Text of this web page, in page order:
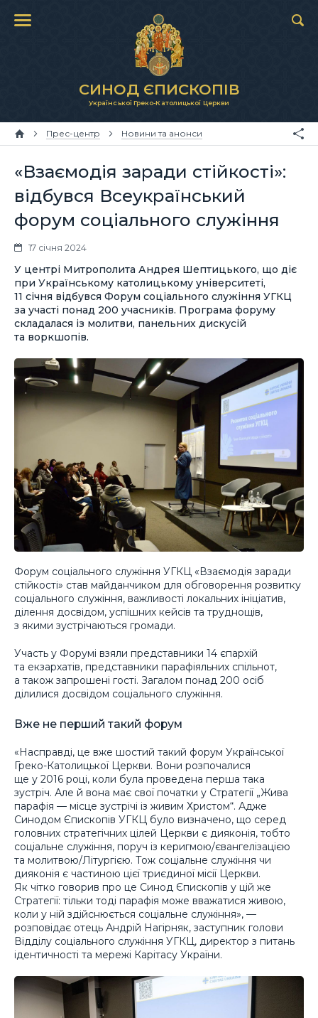
СИНОД ЄПИСКОПІВ
Української Греко-Католицької Церкви
Прес-центр Новини та анонси
«Взаємодія заради стійкості»:
відбувся Всеукраїнський
форум соціального служіння
17 січня 2024
У центрі Митрополита Андрея Шептицького, що діє
при Українському католицькому університеті,
11 січня відбувся Форум соціального служіння УГКЦ
за участі понад 200 учасників. Програма форуму
складалася із молитви, панельних дискусій
та воркшопів.
Форум соціального служіння УГКЦ «Взаємодія заради
стійкості» став майданчиком для обговорення розвитку
соціального служіння, важливості локальних ініціатив,
ділення досвідом, успішних кейсів та труднощів,
з якими зустрічаються громади.
Участь у Форумі взяли представники 14 єпархій
та екзархатів, представники парафіяльних спільнот,
а також запрошені гості. Загалом понад 200 осіб
ділилися досвідом соціального служіння.
Вже не перший такий форум
«Насправді, це вже шостий такий форум Української
Греко-Католицької Церкви. Вони розпочалися
ще у 2016 році, коли була проведена перша така
зустріч. Але й вона має свої початки у Стратегії „Жива
парафія — місце зустрічі із живим Христом“. Адже
Синодом Єпископів УГКЦ було визначено, що серед
головних стратегічних цілей Церкви є дияконія, тобто
соціальне служіння, поруч із керигмою/євангелізацією
та молитвою/Літургією. Тож соціальне служіння чи
дияконія є частиною цієї триєдиної місії Церкви.
Як чітко говорив про це Синод Єпископів у цій же
Стратегії: тільки тоді парафія може вважатися живою,
коли у ній здійснюється соціальне служіння», —
розповідає отець Андрій Нагірняк, заступник голови
Відділу соціального служіння УГКЦ, директор з питань
ідентичності та мережі Карітасу України.